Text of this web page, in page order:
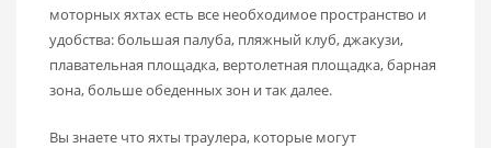
моторных яхтах есть все необходимое пространство и
удобства: большая палуба, пляжный клуб, джакузи,
плавательная площадка, вертолетная площадка, барная
зона, больше обеденных зон и так далее.
Вы знаете что яхты траулера, которые могут